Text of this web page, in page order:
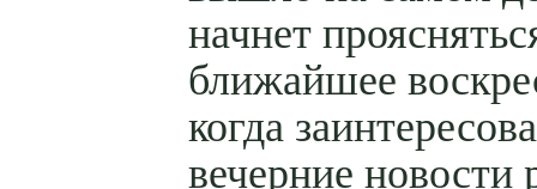
начнет
ближайшее
когда
вечерние новости